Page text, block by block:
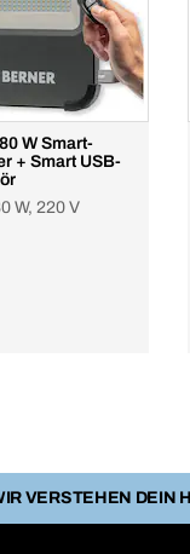
W Smart-
+ Smart USB-
W, 220 V
VERSTEHEN DEIN